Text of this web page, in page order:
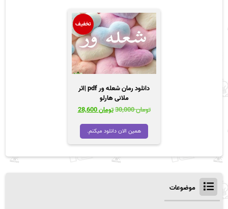
تخفیف
دانلود رمان شعله ور pdf |اثر
ملانی هارلو
تومان30,000
قیمت
تومان 30,000
بود.
تومان28,600
قیمت
همین الان دانلود میکنم.
موضوعات